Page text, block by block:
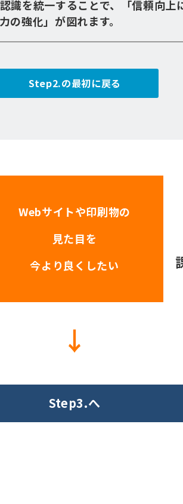
識を統一することで、「信頼向上
強化」が図れます。
Step2.の最初に戻る
Webサイトや印刷物の
見た目を
今より良くしたい
↓
Step3.へ